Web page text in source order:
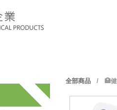
全部商品 / 🏥